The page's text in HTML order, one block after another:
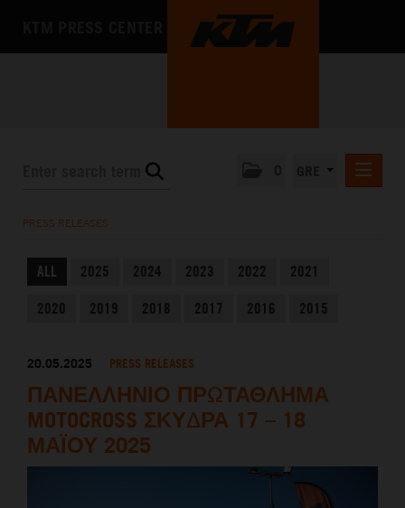
THE COMPANY
PRESS RELEASES
ALL 2025 2024 2023 2022
2021
2020
2019 2018 2017 2016 2015
20.05.2025 PRESS RELEASES
ΠΑΝΕΛΛΗΝΙΟ ΠΡΩΤΑΘΛΗΜΑ
MOTOCROSS ΣΚΥΔΡΑ 17 – 18
ΜΑΪΟΥ 2025